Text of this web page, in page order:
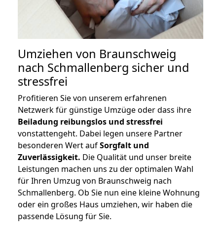
Umziehen von Braunschweig
nach Schmallenberg sicher und
stressfrei
Profitieren Sie von unserem erfahrenen
Netzwerk für günstige Umzüge oder dass ihre
Beiladung reibungslos und stressfrei
vonstattengeht. Dabei legen unsere Partner
besonderen Wert aufSorgfalt und
Zuverlässigkeit. Die Qualität und unser breite
Leistungen machen uns zu der optimalen Wahl
für Ihren Umzug von Braunschweig nach
Schmallenberg. Ob Sie nun eine kleine Wohnung
oder ein großes Haus umziehen, wir haben die
passende Lösung für Sie.